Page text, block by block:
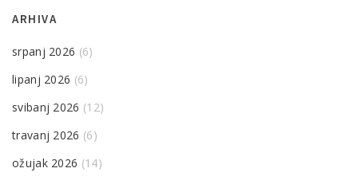
ARHIVA
srpanj 2026 (6)
lipanj 2026 (6)
svibanj 2026 (12)
travanj 2026 (6)
ožujak 2026 (14)